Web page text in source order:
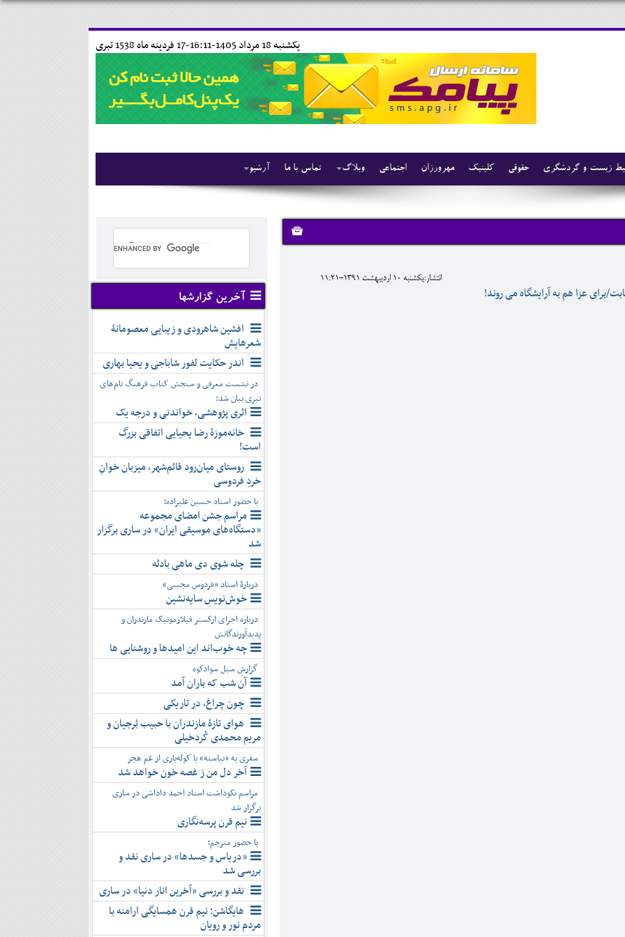
17 فردينه ماه 1538 تبری يکشنبه 18 مرداد 1405-16:11-
آرشیو تماس با ما وبلاگ اجتماعی مهرورزان کلینیک حقوقی زیست و گردشگری
انتشار:يکشنبه 10 ارديبهشت 1391-11:21
برای عزا هم به آرایشگاه می روند!
آخرین گزارشها
افشین شاهرودی و زیبایی معصومانۀ
شعرهایش
اندر حکایت لفور شاباجی و یحیا بهاری
در نشست معرفی و سنجش کتاب فرهنگ نام‌های
تبری بیان شد:
اثری پژوهشی، خواندنی و درجه یک
خانه‌موزۀ رضا یحیایی اتفاقی بزرگ
است!
روستای میان‌رود قائم‌شهر، میزبان خوانِ
خردِ فردوسی
با حضور استاد حسین علیزاده؛
مراسم جشن امضای مجموعه
«دستگاه‌های موسیقی ایران» در ساری برگزار
شد
چله شوی دی ماهی بادله
دربارۀ استاد «فردوس مجیبی»
خوش‌نویسِ سایه‌نشین
درباره اجرای ارکستر فیلارمونیک مازندران و
پدیدآورندگانش
چه خوب‌اند این امیدها و روشنایی ها
گزارشِ سیل سوادکوه
آن شب که باران آمد
چون چراغ، در تاریکی
هوای تازۀ مازندران با حبیب بُرجیان و
مریم محمدی کُردخیلی
سفری به «نیاسته» با کوله‌باری از غم هجر
آخر دل من ز غصه خون خواهد شد
مراسم نکوداشت استاد احمد داداشی در ساری
برگزار شد
نیم قرن پرسه‌نگاری
با حضور مترجم؛
«دریاس و جسدها» در ساری نقد و
بررسی شد
نقد و بررسی «آخرین انار دنیا» در ساری
هایگاشن؛ نیم قرن همسایگی ارامنه با
مردم نور و رویان